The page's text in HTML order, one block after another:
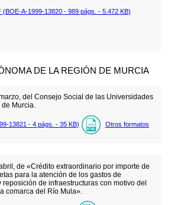
(BOE-A-1999-13820 - 989 págs. - 5.472 KB)
DE LA REGIÓN DE MURCIA
del Consejo Social de las Universidades
Murcia.
13821 - 4 págs. - 35 KB) Otros formatos
de «Crédito extraordinario por importe de
para la atención de los gastos de
de infraestructuras con motivo del
comarca del Río Mula».